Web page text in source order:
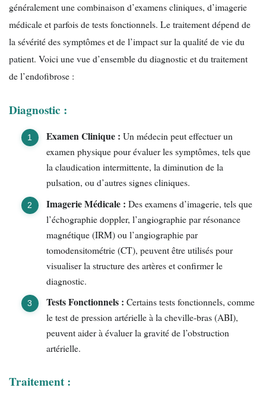
généralement une combinaison d’examens cliniques, d’imagerie
médicale et parfois de tests fonctionnels. Le traitement dépend de
la sévérité des symptômes et de l’impact sur la qualité de vie du
patient. Voici une vue d’ensemble du diagnostic et du traitement
de l’endofibrose :
Diagnostic :
Examen Clinique : Un médecin peut effectuer un
examen physique pour évaluer les symptômes, tels que
la claudication intermittente, la diminution de la
pulsation, ou d’autres signes cliniques.
Imagerie Médicale : Des examens d’imagerie, tels que
l’échographie doppler, l’angiographie par résonance
magnétique (IRM) ou l’angiographie par
tomodensitométrie (CT), peuvent être utilisés pour
visualiser la structure des artères et confirmer le
diagnostic.
Tests Fonctionnels : Certains tests fonctionnels, comme
le test de pression artérielle à la cheville-bras (ABI),
peuvent aider à évaluer la gravité de l’obstruction
artérielle.
Traitement :